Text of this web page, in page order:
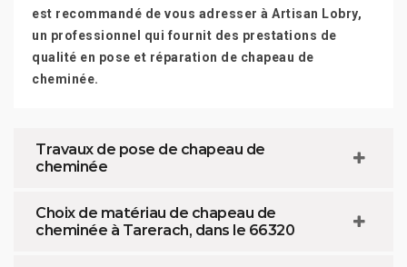
est recommandé de vous adresser à Artisan Lobry,
un professionnel qui fournit des prestations de
qualité en pose et réparation de chapeau de
cheminée.
Travaux de pose de chapeau de
cheminée
Choix de matériau de chapeau de
cheminée à Tarerach, dans le 66320